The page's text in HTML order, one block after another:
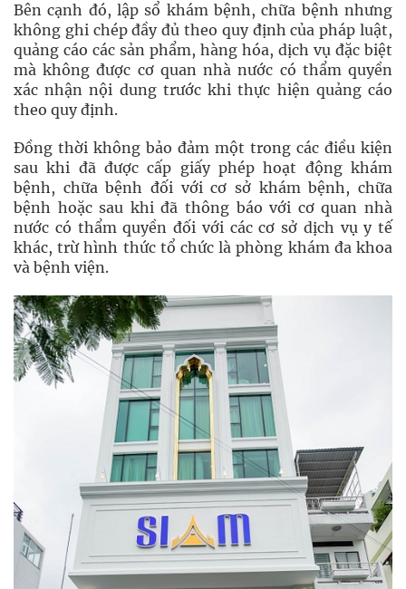
Bên cạnh đó, lập sổ khám bệnh, chữa bệnh nhưng
không ghi chép đầy đủ theo quy định của pháp luật,
quảng cáo các sản phẩm, hàng hóa, dịch vụ đặc biệt
mà không được cơ quan nhà nước có thẩm quyền
xác nhận nội dung trước khi thực hiện quảng cáo
theo quy định.
Đồng thời không bảo đảm một trong các điều kiện
sau khi đã được cấp giấy phép hoạt động khám
bệnh, chữa bệnh đối với cơ sở khám bệnh, chữa
bệnh hoặc sau khi đã thông báo với cơ quan nhà
nước có thẩm quyền đối với các cơ sở dịch vụ y tế
khác, trừ hình thức tổ chức là phòng khám đa khoa
và bệnh viện.